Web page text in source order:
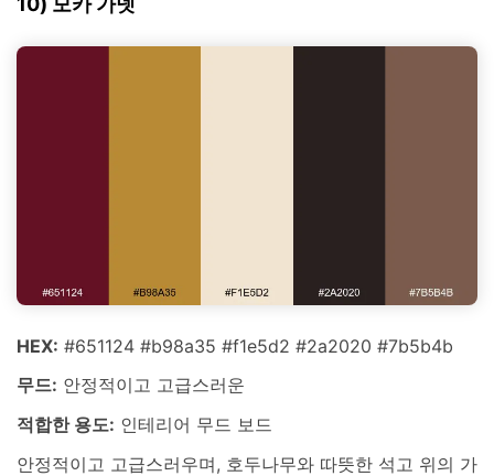
HEX: #651124 #b98a35 #f1e5d2 #2a2020 #7b5b4b
무드: 안정적이고 고급스러운
적합한 용도: 인테리어 무드 보드
안정적이고 고급스러우며, 호두나무와 따뜻한 석고 위의 가